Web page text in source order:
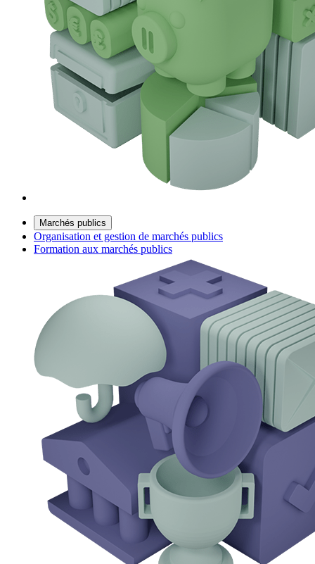
Marchés publics
Organisation et gestion de marchés publics
Formation aux marchés publics